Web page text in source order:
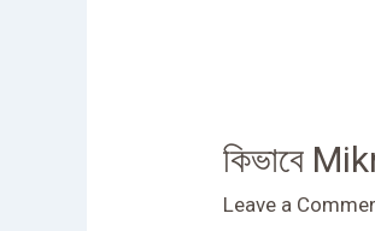
কিভাবে
Leave a
Router
Default